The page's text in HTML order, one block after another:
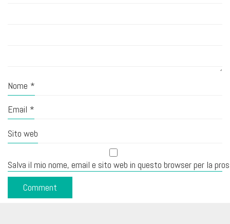
Nome *
Email *
Sito web
Salva il mio nome, email e sito web in questo browser per la